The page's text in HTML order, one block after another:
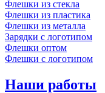
Флешки из стекла
Флешки из пластика
Флешки из металла
Зарядки с логотипом
Флешки оптом
Флешки с логотипом
Наши работы